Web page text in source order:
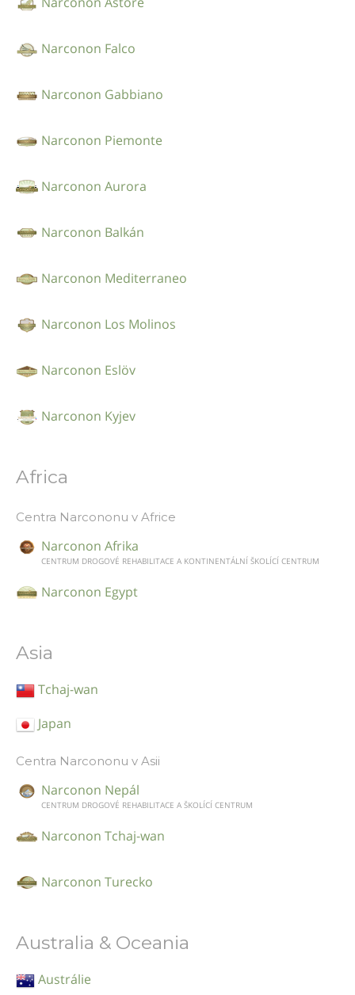
Narconon Falco
Narconon Gabbiano
Narconon Piemonte
Narconon Aurora
Narconon Balkán
Narconon Mediterraneo
Narconon Los Molinos
Narconon Eslöv
Narconon Kyjev
Africa
Centra Narcononu v Africe
Narconon Afrika
CENTRUM DROGOVÉ REHABILITACE A KONTINENTÁLNÍ ŠKOLÍCÍ CENTRUM
Narconon Egypt
Asia
Tchaj-wan
Japan
Centra Narcononu v Asii
Narconon Nepál
CENTRUM DROGOVÉ REHABILITACE A ŠKOLÍCÍ CENTRUM
Narconon Tchaj-wan
Narconon Turecko
Australia & Oceania
Austrálie